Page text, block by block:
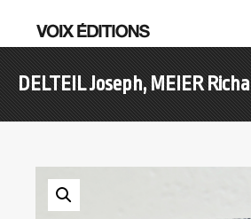
DELTEIL Joseph, MEIER